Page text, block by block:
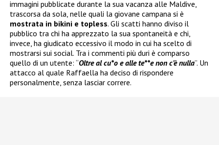
immagini pubblicate durante la sua vacanza alle Maldive,
trascorsa da sola, nelle quali la giovane campana si è
mostrata in bikini e topless. Gli scatti hanno diviso il
pubblico tra chi ha apprezzato la sua spontaneità e chi,
invece, ha giudicato eccessivo il modo in cui ha scelto di
mostrarsi sui social. Tra i commenti più duri è comparso
quello di un utente: “Oltre al cu*o e alle te**e non c’è nulla”. Un
attacco al quale Raffaella ha deciso di rispondere
personalmente, senza lasciar correre.